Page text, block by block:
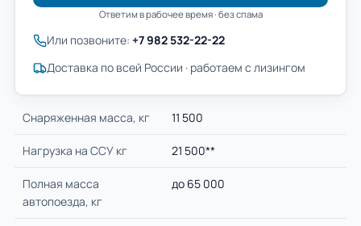
Ответим в рабочее время · без спама
Или позвоните: +7 982 532-22-22
Доставка по всей России · работаем с лизингом
Cнаряженная масса, кг 11 500
Нагрузка на ССУ кг 21 500**
Полная масса
автопоезда, кг
до 65 000